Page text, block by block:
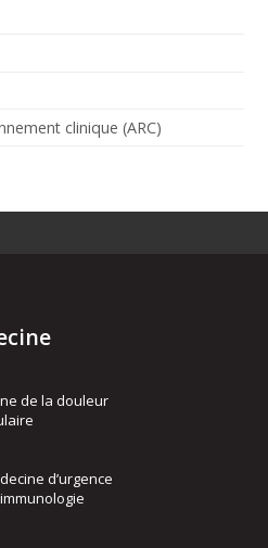
clinique (ARC)
de la douleur
d’urgence